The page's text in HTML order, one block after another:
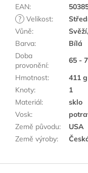
EAN:
? Velikost:
Vůně:
Barva:
Bílá
Doba
provonění:
65 -
Hmotnost:
411 g
Knoty:
1
Materiál:
sklo
Vosk:
Země původu:
USA
Země výroby: